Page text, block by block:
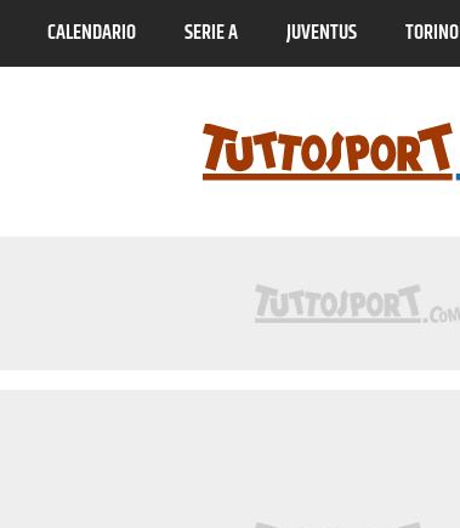
CALENDARIO SERIE A JUVENTUS TORINO